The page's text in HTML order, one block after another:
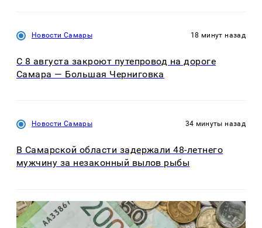
Новости Самары 18 минут назад
С 8 августа закроют путепровод на дороге
Самара — Большая Черниговка
Новости Самары 34 минуты назад
В Самарской области задержали 48-летнего
мужчину за незаконный вылов рыбы